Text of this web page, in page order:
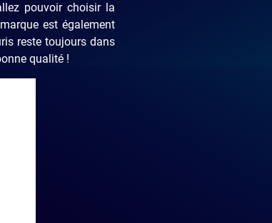
pouvoir choisir la
est également
reste toujours dans
qualité !